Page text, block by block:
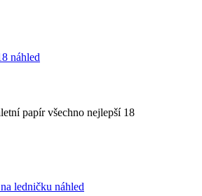
náhled
papír všechno nejlepší 18
náhled